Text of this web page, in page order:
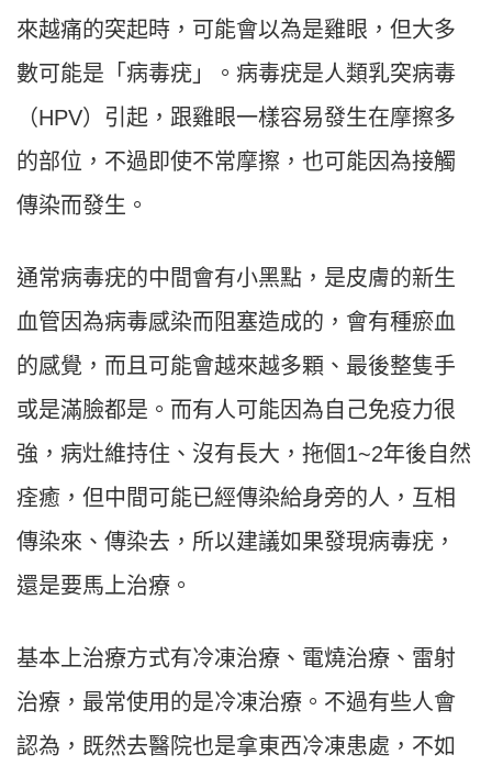
來越痛的突起時，可能會以為是雞眼，但大多
數可能是「病毒疣」。病毒疣是人類乳突病毒
（HPV）引起，跟雞眼一樣容易發生在摩擦多
的部位，不過即使不常摩擦，也可能因為接觸
傳染而發生。
通常病毒疣的中間會有小黑點，是皮膚的新生
血管因為病毒感染而阻塞造成的，會有種瘀血
的感覺，而且可能會越來越多顆、最後整隻手
或是滿臉都是。而有人可能因為自己免疫力很
強，病灶維持住、沒有長大，拖個1~2年後自然
痊癒，但中間可能已經傳染給身旁的人，互相
傳染來、傳染去，所以建議如果發現病毒疣，
還是要馬上治療。
基本上治療方式有冷凍治療、電燒治療、雷射
治療，最常使用的是冷凍治療。不過有些人會
認為，既然去醫院也是拿東西冷凍患處，不如